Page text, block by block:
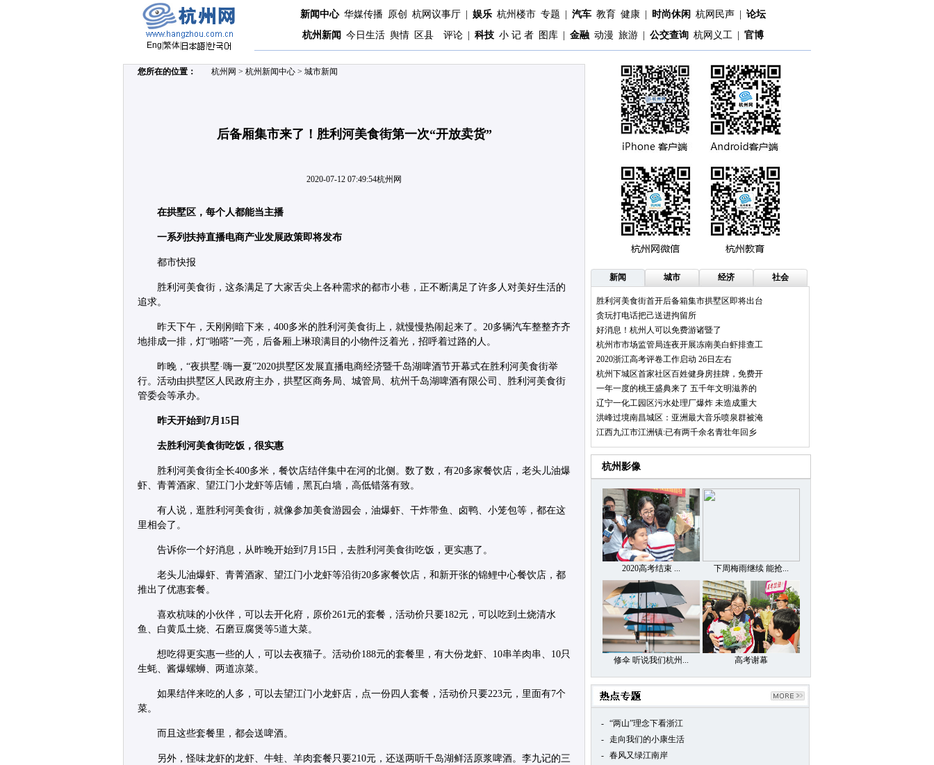
Eng 繁体
新闻中心 华媒传播 原创 杭网议事厅 娱乐 杭州楼市 专题 汽车 教育 健康 时尚休闲 杭网民声
论坛
杭州新闻 今日生活 舆情 区县 评论 科技 小 记 者 图库 金融 动漫 旅游 公交查询 杭网义工 官博
您所在的位置： 杭州网 > 杭州新闻中心 > 城市新闻
后备厢集市来了！胜利河美食街第一次“开放卖货”
2020-07-12 07:49:54杭州网
在拱墅区，每个人都能当主播
一系列扶持直播电商产业发展政策即将发布
都市快报
胜利河美食街，这条满足了大家舌尖上各种需求的都市小巷，正不断满足了许多人对美好生活的
追求。
昨天下午，天刚刚暗下来，400多米的胜利河美食街上，就慢慢热闹起来了。20多辆汽车整整齐齐
地排成一排，灯“啪嗒”一亮，后备厢上琳琅满目的小物件泛着光，招呼着过路的人。
昨晚，“夜拱墅·嗨一夏”2020拱墅区发展直播电商经济暨千岛湖啤酒节开幕式在胜利河美食街举
行。活动由拱墅区人民政府主办，拱墅区商务局、城管局、杭州千岛湖啤酒有限公司、胜利河美食街
管委会等承办。
昨天开始到7月15日
去胜利河美食街吃饭，很实惠
胜利河美食街全长400多米，餐饮店结伴集中在河的北侧。数了数，有20多家餐饮店，老头儿油爆
虾、青菁酒家、望江门小龙虾等店铺，黑瓦白墙，高低错落有致。
有人说，逛胜利河美食街，就像参加美食游园会，油爆虾、干炸带鱼、卤鸭、小笼包等，都在这
里相会了。
告诉你一个好消息，从昨晚开始到7月15日，去胜利河美食街吃饭，更实惠了。
老头儿油爆虾、青菁酒家、望江门小龙虾等沿街20多家餐饮店，和新开张的锦鲤中心餐饮店，都
推出了优惠套餐。
喜欢杭味的小伙伴，可以去开化府，原价261元的套餐，活动价只要182元，可以吃到土烧清水
鱼、白黄瓜土烧、石磨豆腐煲等5道大菜。
想吃得更实惠一些的人，可以去夜猫子。活动价188元的套餐里，有大份龙虾、10串羊肉串、10只
生蚝、酱爆螺蛳、两道凉菜。
如果结伴来吃的人多，可以去望江门小龙虾店，点一份四人套餐，活动价只要223元，里面有7个
菜。
而且这些套餐里，都会送啤酒。
另外，怪味龙虾的龙虾、牛蛙、羊肉套餐只要210元，还送两听千岛湖鲜活原浆啤酒。李九记的三
新闻 城市 经济 社会
胜利河美食街首开后备箱集市拱墅区即将出台
贪玩打电话把己送进拘留所
好消息！杭州人可以免费游诸暨了
杭州市市场监管局连夜开展冻南美白虾排查工
2020浙江高考评卷工作启动 26日左右
杭州下城区首家社区百姓健身房挂牌，免费开
一年一度的桃王盛典来了 五千年文明滋养的
辽宁一化工园区污水处理厂爆炸 未造成重大
洪峰过境南昌城区：亚洲最大音乐喷泉群被淹
江西九江市江洲镇:已有两千余名青壮年回乡
杭州影像
2020高考结束 ... 下周梅雨继续 能抢...
修伞 听说我们杭州... 高考谢幕
- “两山”理念下看浙江
-
走向我们的小康生活
- 春风又绿江南岸